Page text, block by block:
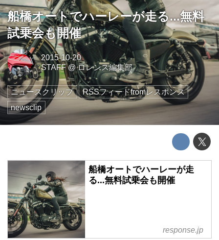
船橋オートでハーレーが走る...無料
試乗会も開催
2015-10-20
STAFF@ロレンス編集部
ニュースクリップ
RSSフィードfromレスポンス
newsclip
船橋オートでハーレーが走
る...無料試乗会も開催
response.jp